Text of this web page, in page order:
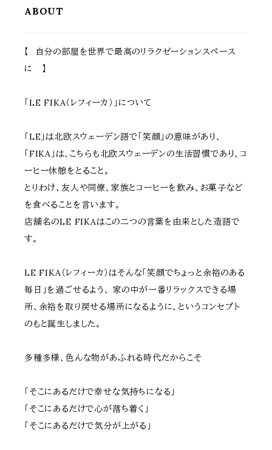
ABOUT
【 自分の部屋を世界で最高のリラクゼーションスペース
に 】
「LE FIKA（レフィーカ）」について
「LE」は北欧スウェーデン語で「笑顔」の意味があり、
「FIKA」は、こちらも北欧スウェーデンの生活習慣であり、コ
ーヒー休憩をとること。
とりわけ、友人や同僚、家族とコーヒーを飲み、お菓子など
を食べることを言います。
店舗名のLE FIKAはこの二つの言葉を由来とした造語で
す。
LE FIKA（レフィーカ）はそんな「笑顔でちょっと余裕のある
毎日」を過ごせるよう、 家の中が一番リラックスできる場
所、余裕を取り戻せる場所になるように、というコンセプト
のもと誕生しました。
多種多様、色んな物があふれる時代だからこそ
「そこにあるだけで幸せな気持ちになる」
「そこにあるだけで心が落ち着く」
「そこにあるだけで気分が上がる」